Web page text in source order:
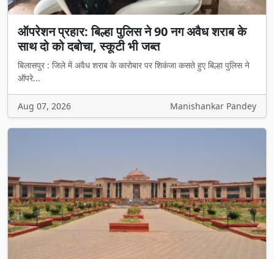
ऑपरेशन प्रहार: बिल्हा पुलिस ने 90 नग अवैध शराब के
साथ दो को दबोचा, स्कूटी भी जब्त
बिलासपुर : जिले में अवैध शराब के कारोबार पर शिकंजा कसते हुए बिल्हा पुलिस ने
ऑपरे...
Aug 07, 2026 Manishankar Pandey